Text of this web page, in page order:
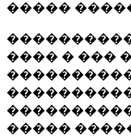
�����
���� � ���
�����